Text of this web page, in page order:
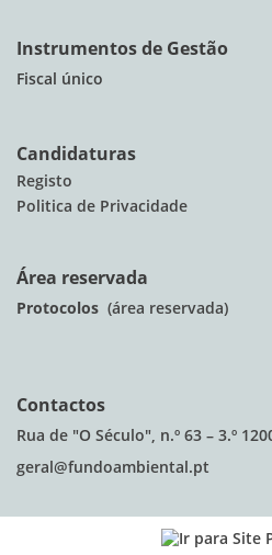
Instrumentos de Gestão
Fiscal único
Candidaturas
Registo
Politica de Privacidade
Área reservada
Protocolos (área reservada)
Contactos
Rua de "O Século", n.º 63 – 3.º
geral@fundoambiental.pt